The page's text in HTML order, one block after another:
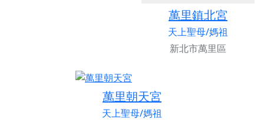
萬里鎮北宮
天上聖母/媽祖
新北市萬里區
萬里朝天宮
天上聖母/媽祖